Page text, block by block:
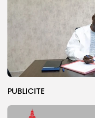
PUBLICITE